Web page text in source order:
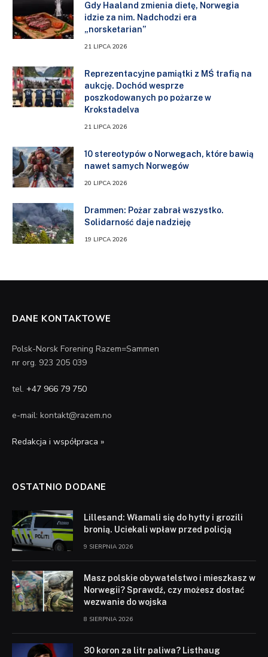
Gdy Haaland zmienia dietę, Norwegia
idzie za nim. Nadchodzi era
„norsketarian”
21 LIPCA 2026
Reprezentacyjne pamiątki z MŚ trafią na
aukcję. Dochód wesprze
poszkodowanych po pożarze w
Krokstadelva
21 LIPCA 2026
10 stereotypów o Norwegach, które bawią
nawet samych Norwegów
20 LIPCA 2026
Drammen: Pożar zabrał wszystko.
Solidarność daje nadzieję
19 LIPCA 2026
DANE KONTAKTOWE
Polsk-Norsk Forening Razem=Sammen
nr org. 923 205 039
tel. +47 966 79 750
e-mail: kontakt@razem.no
Redakcja i współpraca »
OSTATNIO DODANE
Lillesand: Włamali się do hytty i grozili
bronią. Uciekali wpław przed policją
9 SIERPNIA 2026
Masz polskie obywatelstwo i mieszkasz w
Norwegii? Sprawdź, czy możesz dostać
wezwanie do wojska
8 SIERPNIA 2026
30 koron za litr paliwa? Listhaug